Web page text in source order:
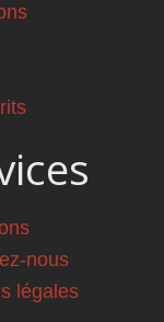
nous
légales